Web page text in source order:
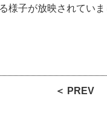
様子が放映されていま
＜ PREV